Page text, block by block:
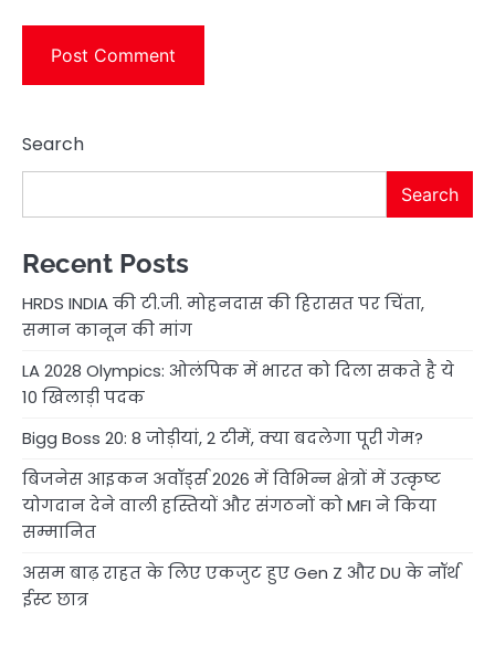
Search
Search
Recent Posts
HRDS INDIA की टी.जी. मोहनदास की हिरासत पर चिंता,
समान कानून की मांग
LA 2028 Olympics: ओलंपिक में भारत को दिला सकते है ये
10 खिलाड़ी पदक
Bigg Boss 20: 8 जोड़ीयां, 2 टीमें, क्या बदलेगा पूरी गेम?
बिजनेस आइकन अवॉर्ड्स 2026 में विभिन्न क्षेत्रों में उत्कृष्ट
योगदान देने वाली हस्तियों और संगठनों को MFI ने किया
सम्मानित
असम बाढ़ राहत के लिए एकजुट हुए Gen Z और DU के नॉर्थ
ईस्ट छात्र